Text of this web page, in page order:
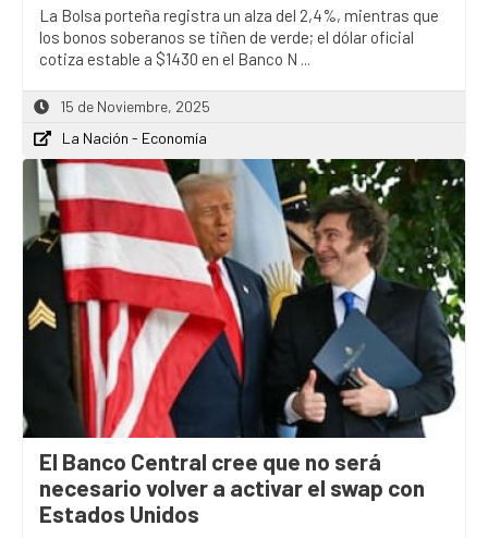
La Bolsa porteña registra un alza del 2,4%, mientras que
los bonos soberanos se tiñen de verde; el dólar oficial
cotiza estable a $1430 en el Banco N ...
15 de Noviembre, 2025
La Nación - Economía
El Banco Central cree que no será
necesario volver a activar el swap con
Estados Unidos